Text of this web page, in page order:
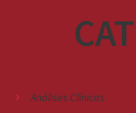
Análises Clínicas